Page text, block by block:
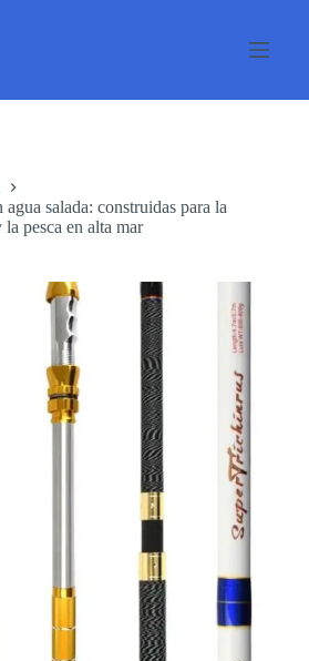
salada: construidas para la
pesca en alta mar